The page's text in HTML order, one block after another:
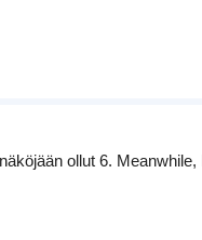
ollut 6.